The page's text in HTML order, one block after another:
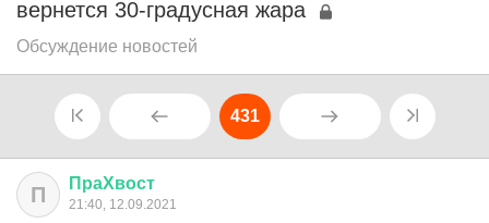
вернется 30-градусная жара
Обсуждение новостей
431
П ПраХвост
21:40, 12.09.2021